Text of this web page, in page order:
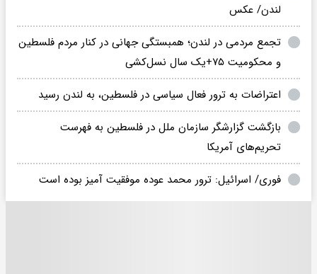
لندن/ عکس
تجمع مردمی در لندن؛ همبستگی جهانی در کنار مردم فلسطین
و محکومیت ۷۵+یک سال نسل‌کشی
اعتراضات به ترور فعال سیاسی در فلسطین، به لندن رسید
بازگشت گزارشگر سازمان ملل در فلسطین به فهرست
تحریم‌های آمریکا
فوری/ اسرائیل: ترور محمد عوده موفقیت آمیز بوده است